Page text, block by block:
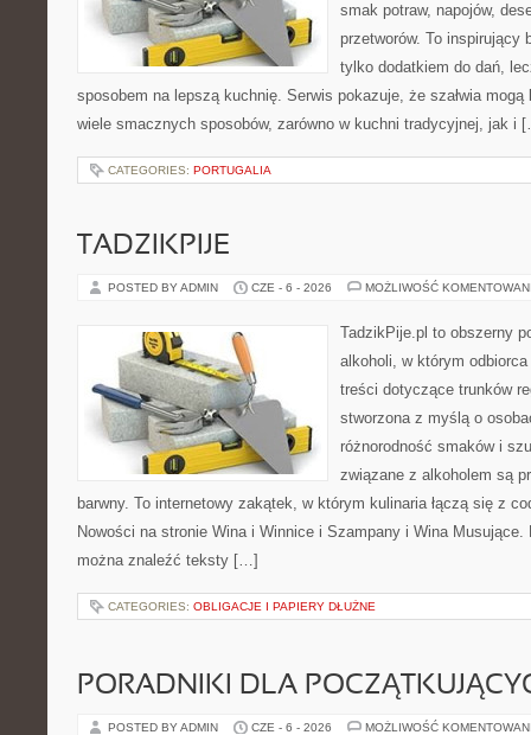
smak potraw, napojów,
przetworów. To inspirujący
tylko dodatkiem do dań,
sposobem na lepszą kuchnię. Serwis pokazuje, że szałwia
wiele smacznych sposobów, zarówno w kuchni tradycyjnej, jak i
CATEGORIES: PORTUGALIA
TADZIKPIJE
POSTED BY ADMIN CZE - 6 - 2026 MOŻLIWOŚĆ
TadzikPije.pl to obszerny
alkoholi, w którym
treści dotyczące trunków
stworzona z myślą o
różnorodność smaków i
związane z alkoholem są
barwny. To internetowy zakątek, w którym kulinaria łączą się z
Nowości na stronie Wina i Winnice i Szampany i Wina Musujące.
można znaleźć teksty […]
CATEGORIES: OBLIGACJE I PAPIERY DŁUŻNE
PORADNIKI DLA
POSTED BY ADMIN CZE - 6 - 2026 MOŻLIWOŚĆ